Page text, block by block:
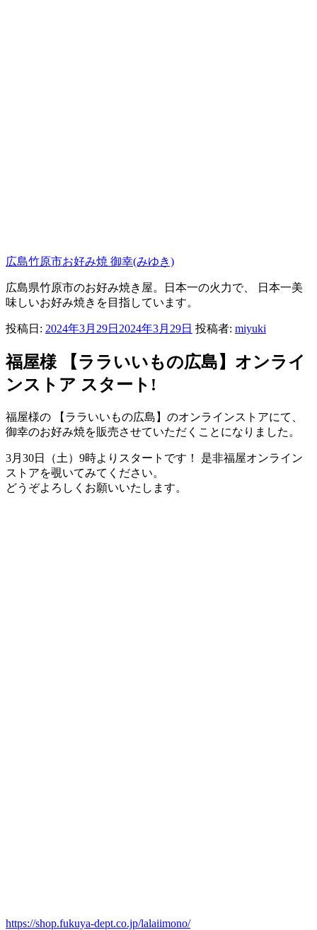
広島竹原市お好み焼 御幸(みゆき)
広島県竹原市のお好み焼き屋。日本一の火力で、 日本一美
味しいお好み焼きを目指しています。
投稿日: 2024年3月29日 2024年3月29日 投稿者: miyuki
福屋様 【ララいいもの広島】オンライ
ンストア スタート!
福屋様の 【ララいいもの広島】のオンラインストアにて、
御幸のお好み焼を販売させていただくことになりました。
3月30日（土）9時よりスタートです！ 是非福屋オンライン
ストアを覗いてみてください。
どうぞよろしくお願いいたします。
https://shop.fukuya-dept.co.jp/lalaiimono/